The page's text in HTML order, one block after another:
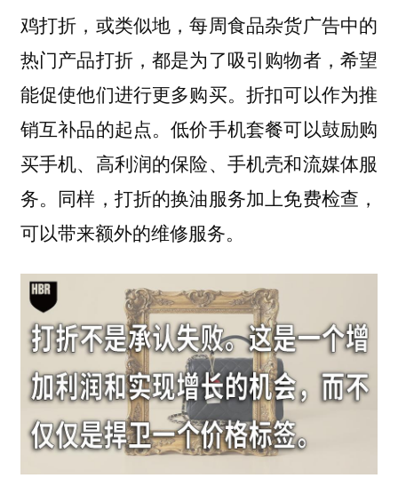
鸡打折，或类似地，每周食品杂货广告中的
热门产品打折，都是为了吸引购物者，希望
能促使他们进行更多购买。折扣可以作为推
销互补品的起点。低价手机套餐可以鼓励购
买手机、高利润的保险、手机壳和流媒体服
务。同样，打折的换油服务加上免费检查，
可以带来额外的维修服务。